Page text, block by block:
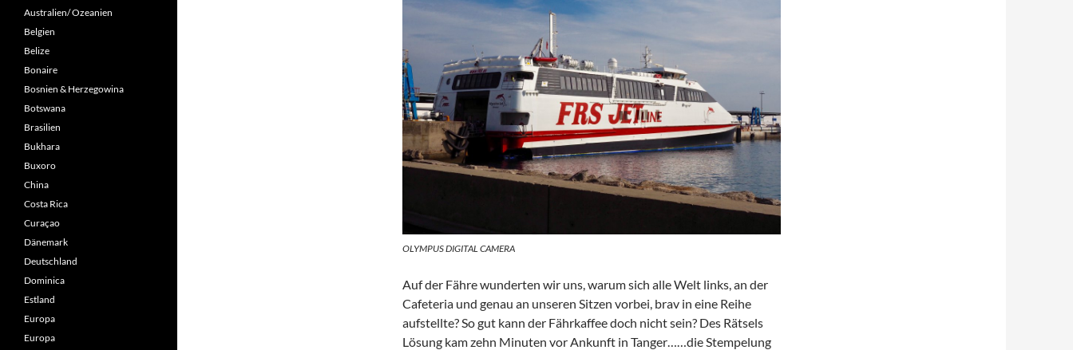
OLYMPUS DIGITAL CAMERA
Auf der Fähre wunderten wir uns, warum sich alle Welt links, an der
Cafeteria und genau an unseren Sitzen vorbei, brav in eine Reihe
aufstellte? So gut kann der Fährkaffee doch nicht sein? Des Rätsels
Lösung kam zehn Minuten vor Ankunft in Tanger……die Stempelung
Australien/ Ozeanien
Belgien
Belize
Bonaire
Bosnien & Herzegowina
Botswana
Brasilien
Bukhara
Buxoro
China
Costa Rica
Curaçao
Dänemark
Deutschland
Dominica
Estland
Europa
Europa